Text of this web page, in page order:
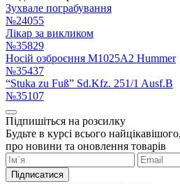
Зухвале пограбування
№24055
Лікар за викликом
№35829
Носій озброєння M1025A2 Hummer
№35437
“Stuka zu Fuß” Sd.Kfz. 251/1 Ausf.B
№35107
Підпишіться на розсилку
Будьте в курсі всього
про новини та оновлення товарів
Підписатися